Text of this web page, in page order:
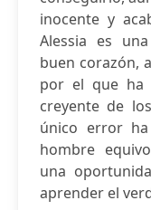
inocente y
Alessia es
buen corazón,
por el que ha
creyente de
único error
hombre
una
aprender el